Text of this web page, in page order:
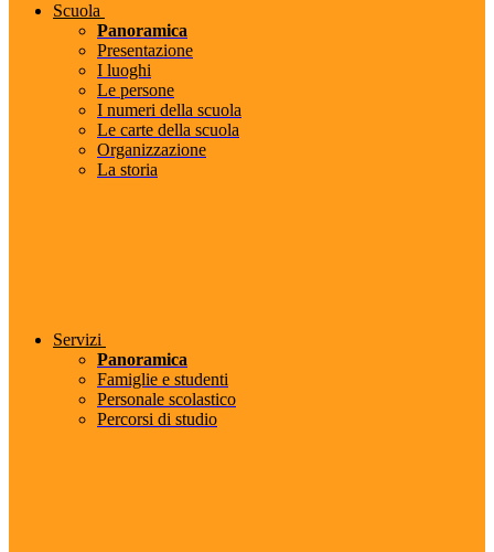
Scuola
Panoramica
Presentazione
I luoghi
Le persone
I numeri della scuola
Le carte della scuola
Organizzazione
La storia
Servizi
Panoramica
Famiglie e studenti
Personale scolastico
Percorsi di studio